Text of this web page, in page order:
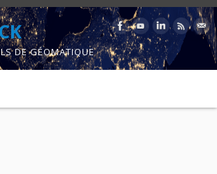
DE GÉOMATIQUE